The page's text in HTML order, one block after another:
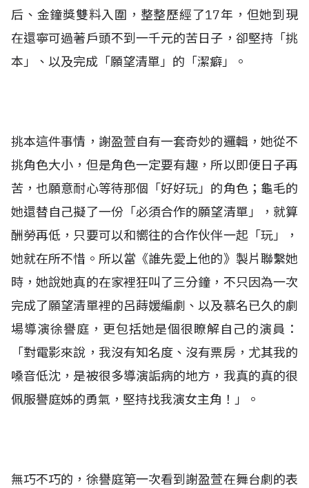
后、金鐘獎雙料入圍，整整歷經了17年，但她到現
在還寧可過著戶頭不到一千元的苦日子，卻堅持「挑
本」、以及完成「願望清單」的「潔癖」。
挑本這件事情，謝盈萱自有一套奇妙的邏輯，她從不
挑角色大小，但是角色一定要有趣，所以即便日子再
苦，也願意耐心等待那個「好好玩」的角色；龜毛的
她還替自己擬了一份「必須合作的願望清單」，就算
酬勞再低，只要可以和嚮往的合作伙伴一起「玩」，
她就在所不惜。所以當《誰先愛上他的》製片聯繫她
時，她說她真的在家裡狂叫了三分鐘，不只因為一次
完成了願望清單裡的呂蒔媛編劇、以及慕名已久的劇
場導演徐譽庭，更包括她是個很瞭解自己的演員：
「對電影來說，我沒有知名度、沒有票房，尤其我的
嗓音低沈，是被很多導演詬病的地方，我真的真的很
佩服譽庭姊的勇氣，堅持找我演女主角！」。
無巧不巧的，徐譽庭第一次看到謝盈萱在舞台劇的表